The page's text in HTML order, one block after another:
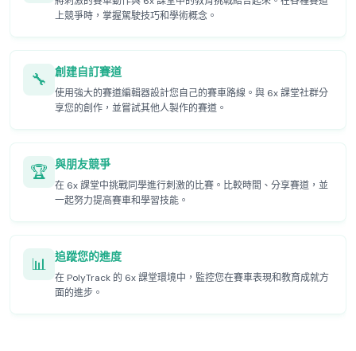
上競爭時，掌握駕駛技巧和學術概念。
🔧 創建自訂賽道
使用強大的賽道編輯器設計您自己的賽車路線。與 6x 課堂社群分
享您的創作，並嘗試其他人製作的賽道。
🏆 與朋友競爭
在 6x 課堂中挑戰同學進行刺激的比賽。比較時間、分享賽道，並
一起努力提高賽車和學習技能。
📊 追蹤您的進度
在 PolyTrack 的 6x 課堂環境中，監控您在賽車表現和教育成就方
面的進步。